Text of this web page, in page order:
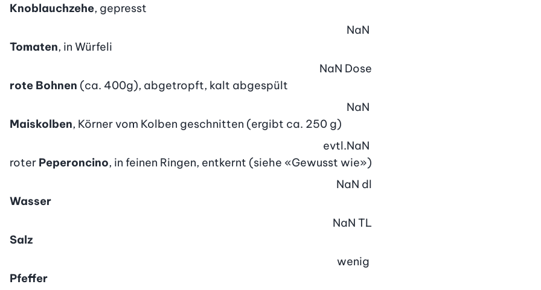
Knoblauchzehe, gepresst
Tomaten, in Würfeli
NaN
rote Bohnen (ca. 400g), abgetropft, kalt abgespült
NaN Dose
Maiskolben, Körner vom Kolben geschnitten (ergibt ca. 250 g)
NaN
roter Peperoncino, in feinen Ringen, entkernt (siehe «Gewusst wie»)
evtl.NaN
Wasser
NaN dl
Salz
NaN TL
Pfeffer
wenig